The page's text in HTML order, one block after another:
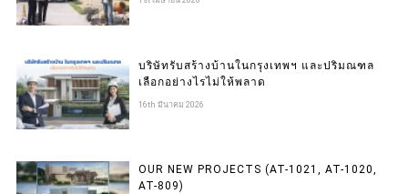
บริษัทรับสร้างบ้านในกรุงเทพฯ และปริมณฑล
เลือกอย่างไรไม่ให้พลาด
16th มีนาคม 2026
OUR NEW PROJECTS (AT-1021, AT-1020,
AT-809)